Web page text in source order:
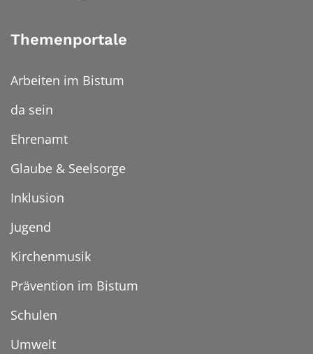
Themenportale
Arbeiten im Bistum
da sein
Ehrenamt
Glaube & Seelsorge
Inklusion
Jugend
Kirchenmusik
Prävention im Bistum
Schulen
Umwelt